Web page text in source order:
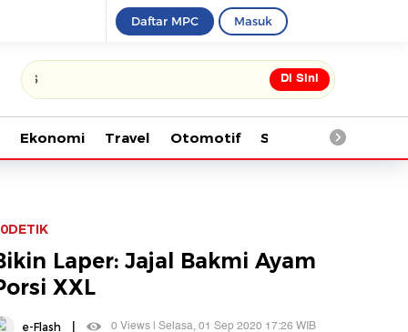
Daftar MPC Masuk
Tonton kabar terbaru PIALA
Di Sini
Ekonomi Travel Otomotif Saintek
Laper: Jajal Bakmi Ayam
XXL
e-Flash| 0 Views | Selasa, 01 Sep 2020 17:26 WIB